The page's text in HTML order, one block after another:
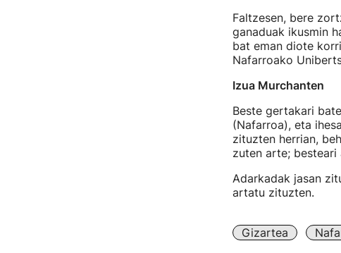
Faltzesen, bere
ganaduak ikusmin
bat eman diote
Nafarroako
Izua Murchanten
Beste gertakari
(Nafarroa), eta
zituzten herrian,
zuten arte;
Adarkadak jasan
artatu zituzten.
Gizartea